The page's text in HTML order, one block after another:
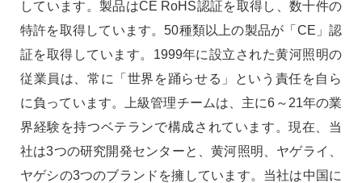
しています。製品はCE RoHS認証を取得し、数十件の
特許を取得しています。50種類以上の製品が「CE」認
証を取得しています。1999年に設立された黄河照明の
従業員は、常に「世界を踊らせる」という責任を自ら
に負っています。上級管理チームは、主に6～21年の業
界経験を持つベテランで構成されています。現在、当
社は3つの研究開発センターと、黄河照明、ヤゲライ、
ヤゲシの3つのブランドを擁しています。当社は中国に